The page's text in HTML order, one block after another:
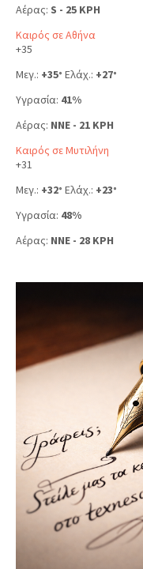
Αέρας: S - 25 KPH
Καιρός σε Αθήνα
+35
Μεγ.: +35° Ελάχ.: +27°
Υγρασία: 41%
Αέρας: NNE - 21 KPH
Καιρός σε Μυτιλήνη
+31
Μεγ.: +32° Ελάχ.: +23°
Υγρασία: 48%
Αέρας: NNE - 28 KPH